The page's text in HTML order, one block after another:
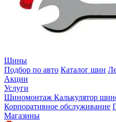
Шины
Подбор по авто Каталог шин
Акции
Услуги
Шиномонтаж Калькулятор
Корпоративное обслуживание
Магазины